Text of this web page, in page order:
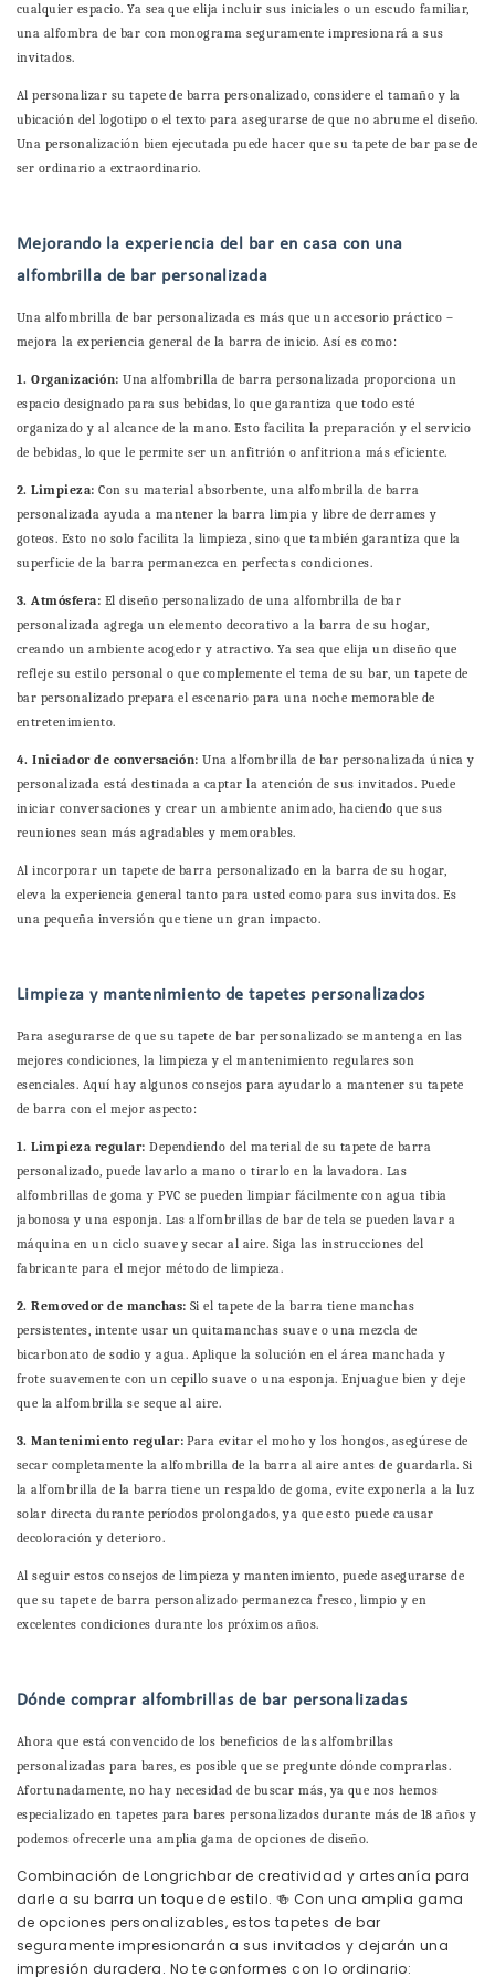
cualquier espacio. Ya sea que elija incluir sus iniciales o un escudo familiar,
una alfombra de bar con monograma seguramente impresionará a sus
invitados.
Al personalizar su tapete de barra personalizado, considere el tamaño y la
ubicación del logotipo o el texto para asegurarse de que no abrume el diseño.
Una personalización bien ejecutada puede hacer que su tapete de bar pase de
ser ordinario a extraordinario.
Mejorando la experiencia del bar en casa con una
alfombrilla de bar personalizada
Una alfombrilla de bar personalizada es más que un accesorio práctico –
mejora la experiencia general de la barra de inicio. Así es como:
1. Organización:Una alfombrilla de barra personalizada proporciona un
espacio designado para sus bebidas, lo que garantiza que todo esté
organizado y al alcance de la mano. Esto facilita la preparación y el servicio
de bebidas, lo que le permite ser un anfitrión o anfitriona más eficiente.
2. Limpieza:Con su material absorbente, una alfombrilla de barra
personalizada ayuda a mantener la barra limpia y libre de derrames y
goteos. Esto no solo facilita la limpieza, sino que también garantiza que la
superficie de la barra permanezca en perfectas condiciones.
3. Atmósfera: El diseño personalizado de una alfombrilla de bar
personalizada agrega un elemento decorativo a la barra de su hogar,
creando un ambiente acogedor y atractivo. Ya sea que elija un diseño que
refleje su estilo personal o que complemente el tema de su bar, un tapete de
bar personalizado prepara el escenario para una noche memorable de
entretenimiento.
4. Iniciador de conversación:Una alfombrilla de bar personalizada única y
personalizada está destinada a captar la atención de sus invitados. Puede
iniciar conversaciones y crear un ambiente animado, haciendo que sus
reuniones sean más agradables y memorables.
Al incorporar un tapete de barra personalizado en la barra de su hogar,
eleva la experiencia general tanto para usted como para sus invitados. Es
una pequeña inversión que tiene un gran impacto.
Limpieza y mantenimiento de tapetes personalizados
Para asegurarse de que su tapete de bar personalizado se mantenga en las
mejores condiciones, la limpieza y el mantenimiento regulares son
esenciales. Aquí hay algunos consejos para ayudarlo a mantener su tapete
de barra con el mejor aspecto:
1. Limpieza regular:Dependiendo del material de su tapete de barra
personalizado, puede lavarlo a mano o tirarlo en la lavadora. Las
alfombrillas de goma y PVC se pueden limpiar fácilmente con agua tibia
jabonosa y una esponja. Las alfombrillas de bar de tela se pueden lavar a
máquina en un ciclo suave y secar al aire. Siga las instrucciones del
fabricante para el mejor método de limpieza.
2. Removedor de manchas: Si el tapete de la barra tiene manchas
persistentes, intente usar un quitamanchas suave o una mezcla de
bicarbonato de sodio y agua. Aplique la solución en el área manchada y
frote suavemente con un cepillo suave o una esponja. Enjuague bien y deje
que la alfombrilla se seque al aire.
3. Mantenimiento regular:Para evitar el moho y los hongos, asegúrese de
secar completamente la alfombrilla de la barra al aire antes de guardarla. Si
la alfombrilla de la barra tiene un respaldo de goma, evite exponerla a la luz
solar directa durante períodos prolongados, ya que esto puede causar
decoloración y deterioro.
Al seguir estos consejos de limpieza y mantenimiento, puede asegurarse de
que su tapete de barra personalizado permanezca fresco, limpio y en
excelentes condiciones durante los próximos años.
Dónde comprar alfombrillas de bar personalizadas
Ahora que está convencido de los beneficios de las alfombrillas
personalizadas para bares, es posible que se pregunte dónde comprarlas.
Afortunadamente, no hay necesidad de buscar más, ya que nos hemos
especializado en tapetes para bares personalizados durante más de 18 años y
podemos ofrecerle una amplia gama de opciones de diseño.
Combinación de Longrichbar de creatividad y artesanía para
darle a su barra un toque de estilo. 🍻 Con una amplia gama
de opciones personalizables, estos tapetes de bar
seguramente impresionarán a sus invitados y dejarán una
impresión duradera. No te conformes con lo ordinario: